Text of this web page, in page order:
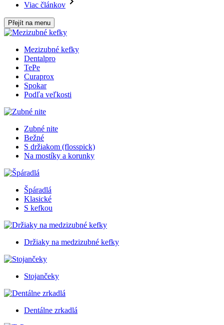
Viac článkov
Přejít na menu
Mezizubné kefky
Dentalpro
TePe
Curaprox
Spokar
Podľa veľkosti
Zubné nite
Bežné
S držiakom (flosspick)
Na mostíky a korunky
Špáradlá
Klasické
S kefkou
Držiaky na medzizubné kefky
Stojančeky
Dentálne zrkadlá